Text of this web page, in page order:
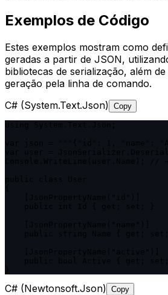
Exemplos de Código
Estes exemplos mostram como
geradas a partir de JSON,
bibliotecas de serialização, além
geração pela linha de comando.
C# (System.Text.Json) Copy
var json = """{"id": 1, "name":
C# (Newtonsoft.Json) Copy